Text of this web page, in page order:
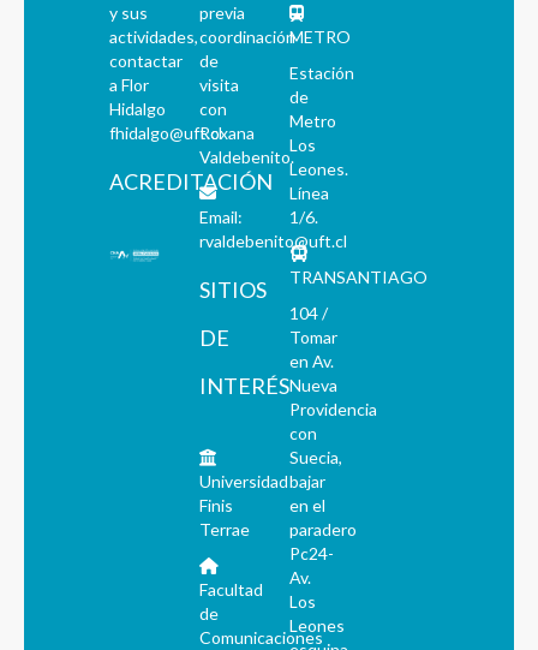
y sus
actividades,
contactar
a Flor
Hidalgo
fhidalgo@uft.cl
ACREDITACIÓN
previa
coordinación
de
visita
con
Roxana
Valdebenito.
Email:
rvaldebenito@uft.cl
SITIOS
DE
INTERÉS
Universidad
Finis
Terrae
Facultad
de
Comunicaciones
METRO
Estación
de
Metro
Los
Leones.
Línea
1/6.
TRANSANTIAGO
104 /
Tomar
en Av.
Nueva
Providencia
con
Suecia,
bajar
en el
paradero
Pc24-
Av.
Los
Leones